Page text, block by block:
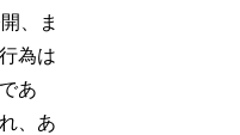
、ま
為は
あ
、あ